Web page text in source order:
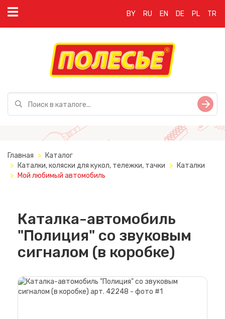
BY RU EN DE PL TR
Главная
Каталог
Каталки, коляски для кукол, тележки, тачки
Каталки
Мой любимый автомобиль
Каталка-автомобиль
"Полиция" со звуковым
сигналом (в коробке)